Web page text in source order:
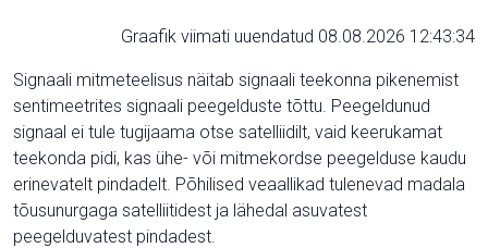
Graafik viimati uuendatud 08.08.2026 12:43:34
Signaali mitmeteelisus näitab signaali teekonna pikenemist
sentimeetrites signaali peegelduste tõttu. Peegeldunud
signaal ei tule tugijaama otse satelliidilt, vaid keerukamat
teekonda pidi, kas ühe- või mitmekordse peegelduse kaudu
erinevatelt pindadelt. Põhilised veaallikad tulenevad madala
tõusunurgaga satelliitidest ja lähedal asuvatest
peegelduvatest pindadest.